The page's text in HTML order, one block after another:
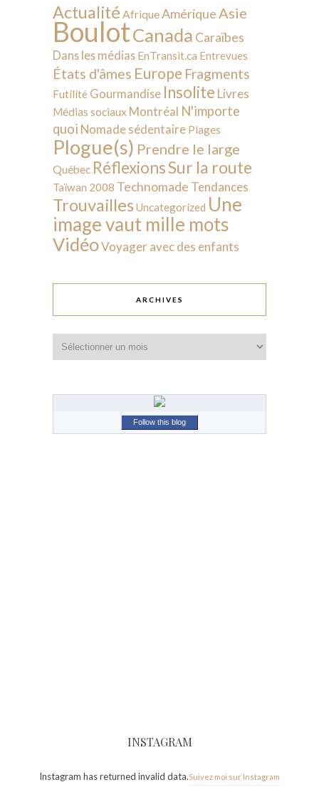
Actualité AfriqueAmérique Asie
BoulotCanada Caraïbes
Dans les médias EnTransit.ca Entrevues
États d'âmes Europe Fragments
Futilité Gourmandise Insolite Livres
Médias sociaux Montréal N'importe
quoi Nomade sédentaire Plages
Plogue(s) Prendre le large
Québec RéflexionsSur la route
Taïwan 2008 Technomade Tendances
Trouvailles Uncategorized Une
image vaut mille mots
VidéoVoyager avec des enfants
ARCHIVES
Follow this blog
INSTAGRAM
Instagram has returned invalid data.Suivez moi sur Instagram